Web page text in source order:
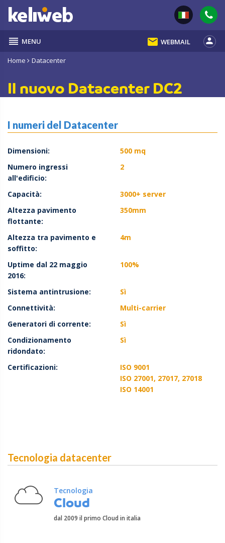
reorder MENU email WEBMAIL person
Home Datacenter
Il nuovo Datacenter DC2
I numeri del Datacenter
Dimensioni:
500 mq
Numero ingressi
all'edificio:
2
Capacità:
3000+ server
Altezza pavimento
flottante:
350mm
Altezza tra pavimento e
soffitto:
4m
Uptime dal 22 maggio
2016:
100%
Sistema antintrusione:
Sì
Connettività:
Multi-carrier
Generatori di corrente:
Sì
Condizionamento
ridondato:
Sì
Certificazioni:
ISO 9001
ISO 27001, 27017, 27018
ISO 14001
Tecnologia datacenter
Tecnologia
Cloud
dal 2009 il primo Cloud in italia